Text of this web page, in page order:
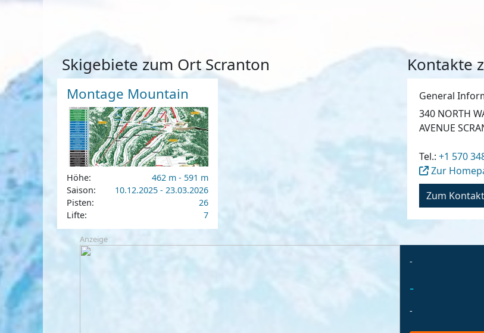
Skigebiete zum Ort Scranton
Montage Mountain
Höhe:
462 m - 591 m
Saison:
10.12.2025 - 23.03.2026
Pisten:
26
Lifte:
7
Kontakte
General
340 NORTH
AVENUE
Tel.: +1 570
Zur
Zum
Anzeige
-
-
-